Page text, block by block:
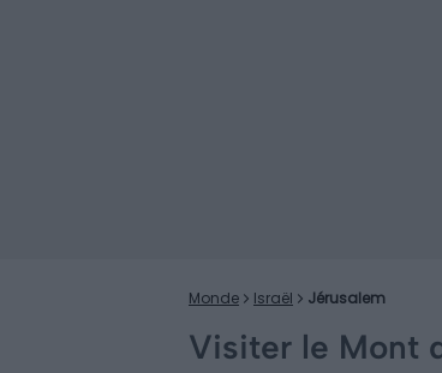
Monde Israël Jérusalem
Visiter le Mont